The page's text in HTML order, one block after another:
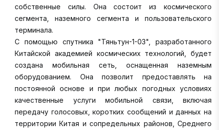
собственные силы. Она состоит из космического
сегмента, наземного сегмента и пользовательского
терминала.
С помощью спутника "Тяньтун-1-03", разработанного
Китайской академией космических технологий, будет
создана мобильная сеть, оснащенная наземным
оборудованием. Она позволит предоставлять на
постоянной основе и при любых погодных условиях
качественные услуги мобильной связи, включая
передачу голосовых, коротких сообщений и данных на
территории Китая и сопредельных районов, Среднего